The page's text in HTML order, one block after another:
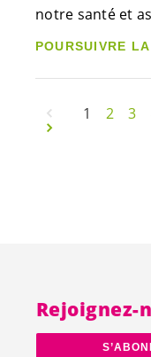
notre santé et
POURSUIVRE
1 2 3
Rejoignez-